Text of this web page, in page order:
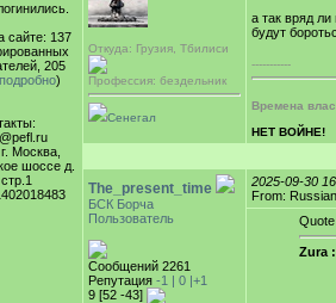
сайте: 137
205
подробно)
Москва,
шоссе д.
Откуда: Грузия, Тбилиси
Профессия: бездельник
Сенегал
а так вряд
будут
-----------
Времена
НЕТ ВОЙНЕ!
The_present_time
БСК Борча
Пользователь
Сообщений 2261
Репутация -1 | 0 |+1
9 [52 -43]
2025-09-30
From:
Quote
Zura :